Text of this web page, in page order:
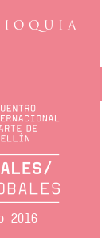
2016